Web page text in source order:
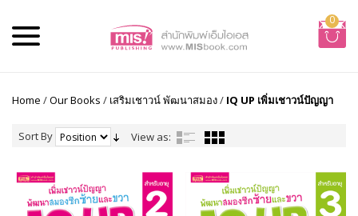
0
Home /Our Books / เสริมเชาวน์ พัฒนาสมอง/ IQ UP เพิ่มเชาวน์ปัญญา
Sort By View as: